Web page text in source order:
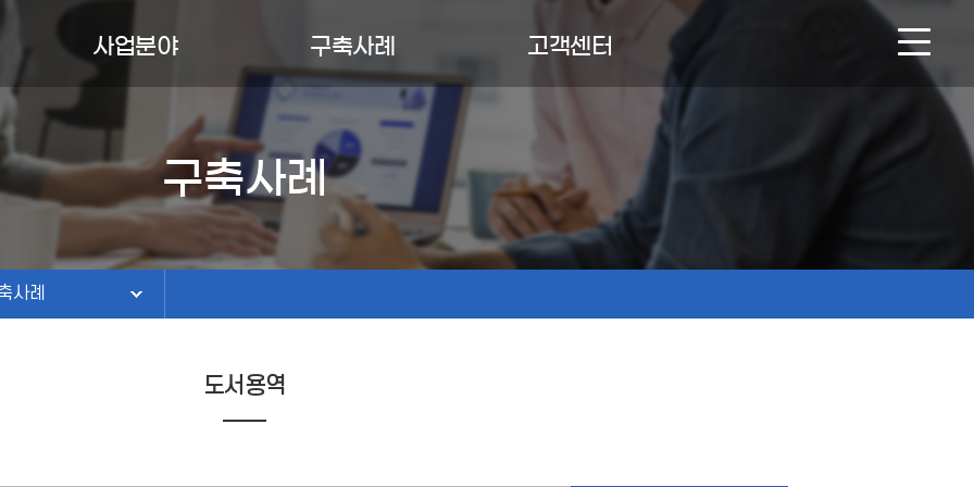
사업분야
AI솔루션/콘텐츠
도서검색솔루션
ICT시스템
홈페이지
도서관정보화
구축사례
유지보수
고객센터
인재채용
구축사례
사례
사례
도서용역